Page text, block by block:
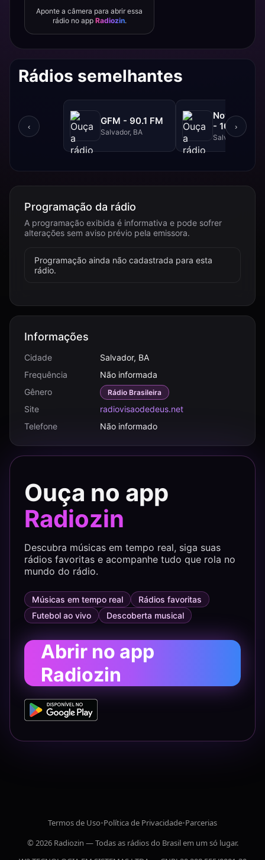
Aponte a câmera para abrir essa
rádio no app Radiozin.
Rádios semelhantes
‹
GFM - 90.1 FM
Salvador, BA
NovaBrasil
- 104.7 FM
Salvador, BA
›
Programação da rádio
A programação exibida é informativa e pode sofrer
alterações sem aviso prévio pela emissora.
Programação ainda não cadastrada para esta
rádio.
Informações
Cidade
Salvador, BA
Frequência
Não informada
Gênero
Rádio Brasileira
Site
radiovisaodedeus.net
Telefone
Não informado
Ouça no app
Radiozin
Descubra músicas em tempo real, siga suas
rádios favoritas e acompanhe tudo que rola no
mundo do rádio.
Músicas em tempo real
Rádios favoritas
Futebol ao vivo
Descoberta musical
Abrir no app
Radiozin
Termos de Uso•Política de Privacidade•Parcerias
© 2026 Radiozin — Todas as rádios do Brasil em um só lugar.